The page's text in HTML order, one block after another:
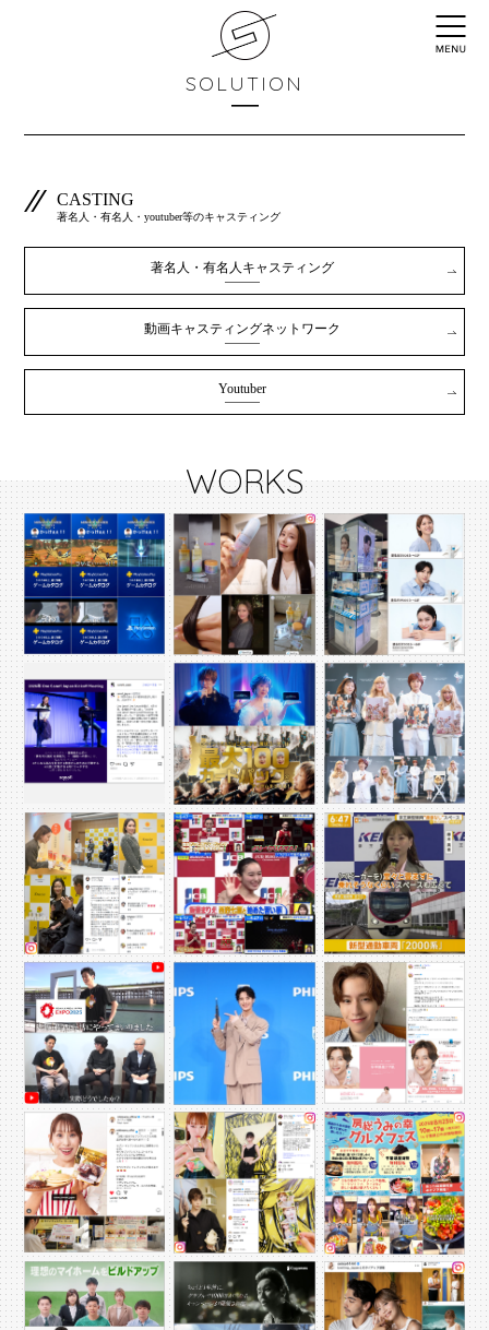
SOLUTION
CASTING
著名人・有名人・youtuber等のキャスティング
著名人・有名人キャスティング
動画キャスティングネットワーク
Youtuber
WORKS